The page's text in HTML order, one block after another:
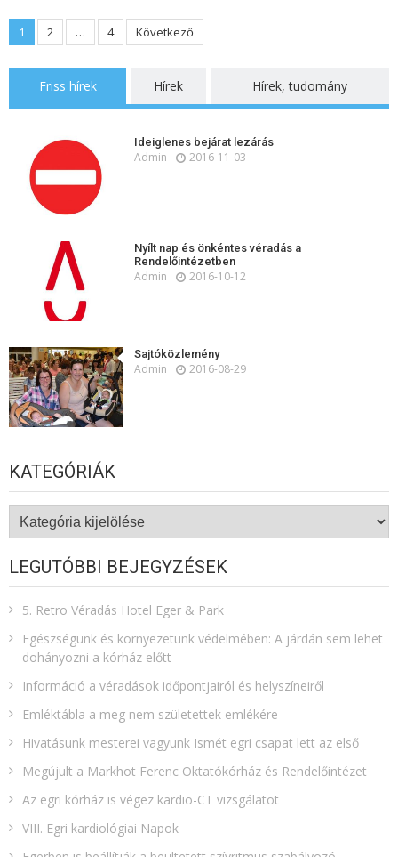
Bejegyzések
1 2 … 4 Következő
Friss hírek Hírek Hírek, tudomány
Ideiglenes bejárat lezárás
Admin 2016-11-03
Nyílt nap és önkéntes véradás a
Rendelőintézetben
Admin 2016-10-12
Sajtóközlemény
Admin 2016-08-29
KATEGÓRIÁK
Kategóriák
LEGUTÓBBI BEJEGYZÉSEK
5. Retro Véradás Hotel Eger & Park
Egészségünk és környezetünk védelmében: A járdán sem lehet
dohányozni a kórház előtt
Információ a véradások időpontjairól és helyszíneiről
Emléktábla a meg nem születettek emlékére​
Hivatásunk mesterei vagyunk Ismét egri csapat lett az első
Megújult a Markhot Ferenc Oktatókórház és Rendelőintézet
Az egri kórház is végez kardio-CT vizsgálatot
VIII. Egri kardiológiai Napok